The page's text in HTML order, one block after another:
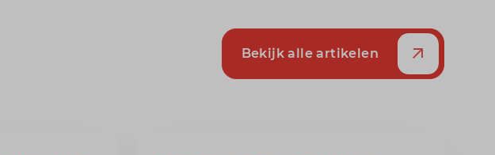
Bekijk alle artikelen